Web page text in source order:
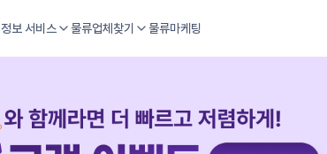
정보 서비스 물류업체찾기 물류마케팅